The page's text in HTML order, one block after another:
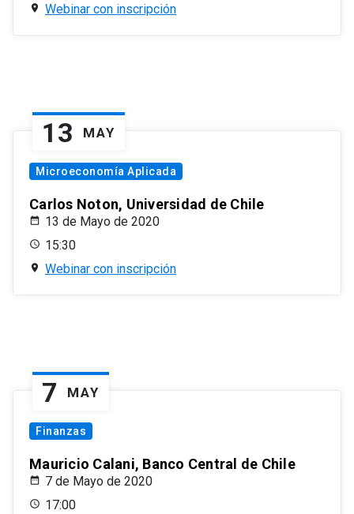
Webinar con inscripción
13 MAY
Microeconomía Aplicada
Carlos Noton, Universidad de Chile
13 de Mayo de 2020
15:30
Webinar con inscripción
7 MAY
Finanzas
Mauricio Calani, Banco Central de Chile
7 de Mayo de 2020
17:00